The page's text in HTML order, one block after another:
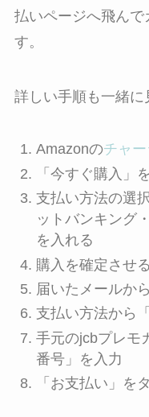
払いページへ飛んで
す。
詳しい手順も一緒に
Amazonのチャ
「今すぐ購入」
支払い方法の選
ットバンキング
を入れる
購入を確定させる
届いたメールか
支払い方法から
手元のjcbプレモ
番号」を入力
「お支払い」を